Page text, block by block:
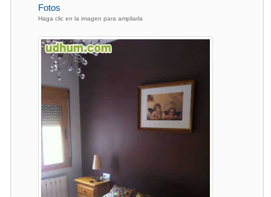
Fotos
Haga clic en la imagen para ampliarla